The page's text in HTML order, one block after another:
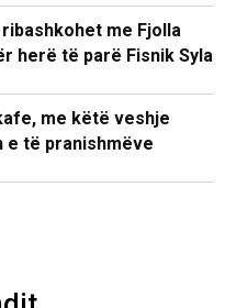
me Fjolla
herë të parë Fisnik Syla
me këtë veshje
e të pranishmëve